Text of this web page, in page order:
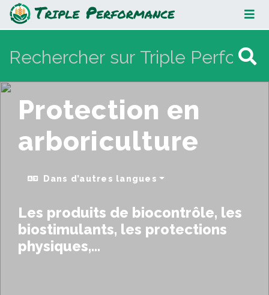
Protection en arboriculture
Protection en
arboriculture
Dans d’autres langues
Les produits de biocontrôle, les
biostimulants, les protections
physiques,...